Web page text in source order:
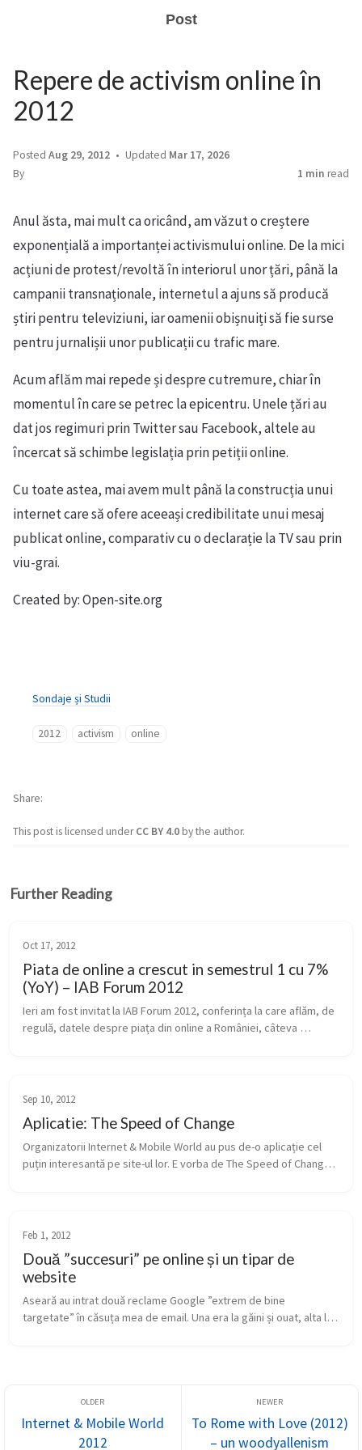
Post
Repere de activism online în
2012
Posted Aug 29, 2012 Updated Mar 17, 2026
By
1 min read
Anul ăsta, mai mult ca oricând, am văzut o creștere
exponențială a importanței activismului online. De la mici
acțiuni de protest/revoltă în interiorul unor țări, până la
campanii transnaționale, internetul a ajuns să producă
știri pentru televiziuni, iar oamenii obișnuiți să fie surse
pentru jurnalișii unor publicații cu trafic mare.
Acum aflăm mai repede și despre cutremure, chiar în
momentul în care se petrec la epicentru. Unele țări au
dat jos regimuri prin Twitter sau Facebook, altele au
încercat să schimbe legislația prin petiții online.
Cu toate astea, mai avem mult până la construcția unui
internet care să ofere aceeași credibilitate unui mesaj
publicat online, comparativ cu o declarație la TV sau prin
viu-grai.
Created by: Open-site.org
Sondaje și Studii
2012 activism online
This post is licensed underCC BY 4.0by the author.
Share
Further Reading
Oct 17, 2012
Piata de online a crescut in semestrul 1 cu 7%
(YoY) – IAB Forum 2012
Ieri am fost invitat la IAB Forum 2012, conferința la care aflăm, de
regulă, datele despre piața din online a României, câteva
Sep 10, 2012
Aplicatie: The Speed of Change
Organizatorii Internet & Mobile World au pus de-o aplicație cel
puțin interesantă pe site-ul lor. E vorba de The Speed of Change
Feb 1, 2012
Două ”succesuri” pe online și un tipar de
website
Aseară au intrat două reclame Google ”extrem de bine
targetate” în căsuța mea de email. Una era la găini și ouat, alta la
Internet & Mobile World
2012
To Rome with Love (2012)
– un woodyallenism